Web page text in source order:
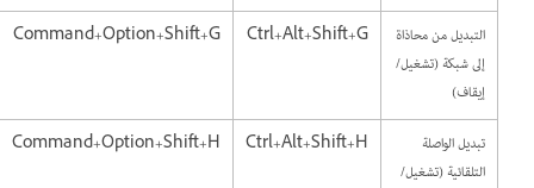
التبديل من محاذاة
إلى شبكة (تشغيل/
Ctrl+Alt+Shift+G
Command+Option+Shift+G
تبديل الواصلة
التلقائية (تشغيل/
Ctrl+Alt+Shift+H
Command+Option+Shift+H